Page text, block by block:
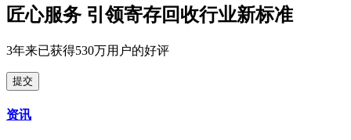
匠心服务 引领寄存回收行业新标准
3年来已获得530万用户的好评
提交
资讯